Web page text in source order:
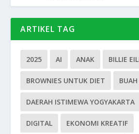
ARTIKEL TAG
2025 AI ANAK BILLIE
BROWNIES UNTUK DIET
DAERAH ISTIMEWA YOGYAKARTA
DIGITAL EKONOMI KREATIF